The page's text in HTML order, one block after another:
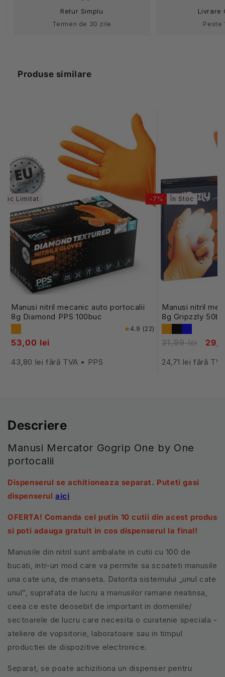
One
One
Retur Simplu
Termen de 30 zile
Livrare
Peste
Produse similare
Limitat
Manusi nitril mecanic auto portocalii
8g Diamond PPS 100buc
4.9 (22)
53,00 lei
43,80 lei fără TVA • PPS
-7% În Stoc
Manusi nitril
8g Gripzzly
31,99 lei
24,71 lei fără
Descriere
Manusi Mercator Gogrip One by One
portocalii
Dispenserul se achitioneaza separat. Puteti gasi
dispenserulaici
OFERTA! Comanda cel putin 10 cutii din acest produs
si poti adauga gratuit in cos dispenserul la final!
Manusile din nitril sunt ambalate in cutii cu 100 de
bucati, intr-un mod care va permite sa scoateti manusile
una cate una, de manseta. Datorita sistemului „unul cate
unul”, suprafata de lucru a manusilor ramane neatinsa,
ceea ce este deosebit de important in domeniile/
sectoarele de lucru care necesita o curatenie speciala -
ateliere de vopsitorie, laboratoare sau in timpul
productiei de dispozitive electronice.
Separat, se poate achizitiona un dispenser pentru